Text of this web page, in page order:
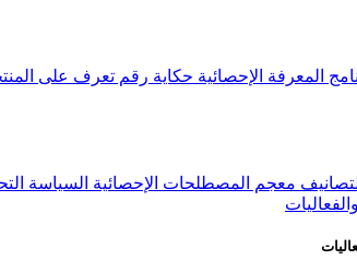
المعرفة الإحصائية حكاية رقم تعرف على
معجم المصطلحات الإحصائية السياسة